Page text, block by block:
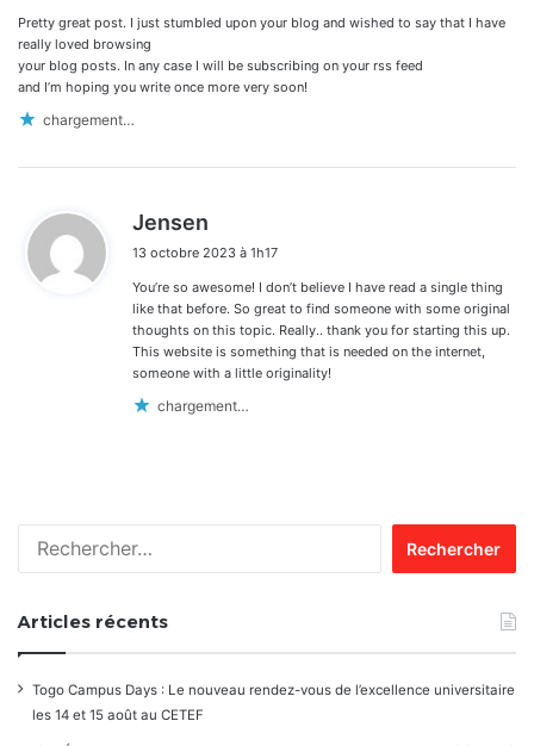
Pretty great post. I just stumbled upon your blog and wished to say that I have
really loved browsing
your blog posts. In any case I will be subscribing on your rss feed
and I’m hoping you write once more very soon!
chargement…
Jensen
t
:
13 octobre 2023 à 1h17
You’re so awesome! I don’t believe I have read a single thing
like that before. So great to find someone with some original
thoughts on this topic. Really.. thank you for starting this up.
This website is something that is needed on the internet,
someone with a little originality!
chargement…
Articles récents
Togo Campus Days : Le nouveau rendez-vous de l’excellence universitaire
les 14 et 15 août au CETEF